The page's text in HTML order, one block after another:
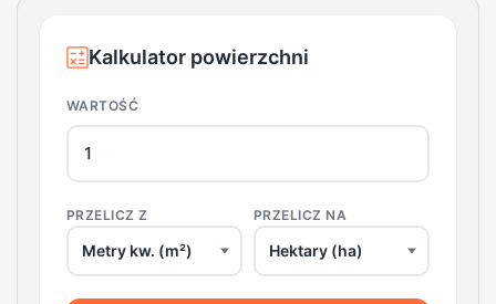
Kalkulator powierzchni
WARTOŚĆ
PRZELICZ Z PRZELICZ NA